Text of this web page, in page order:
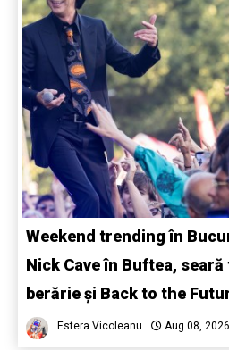
Weekend trending în
Nick Cave în Buftea,
berărie și Back to the
Estera Vicoleanu Aug 08, 2026